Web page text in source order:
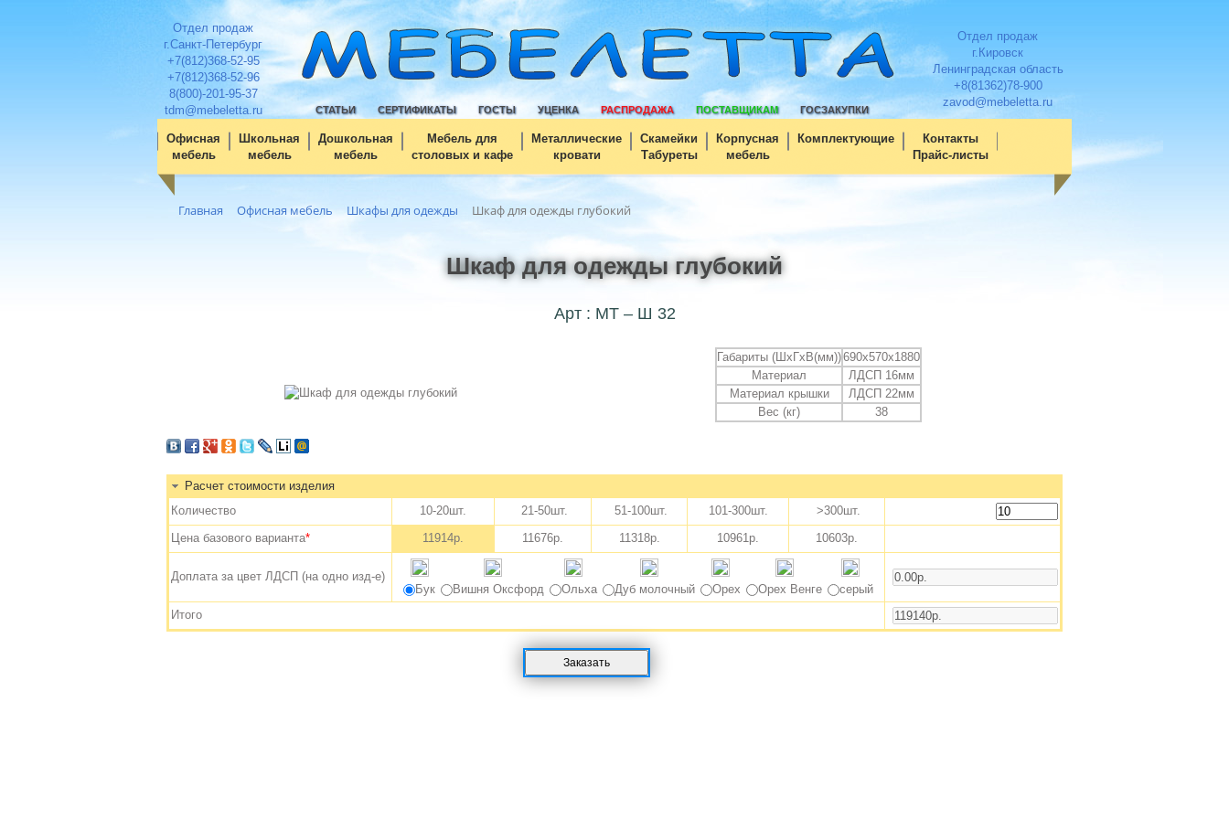
Отдел продаж
г.Санкт-Петербург
+7(812)368-52-95
+7(812)368-52-96
8(800)-201-95-37
tdm@mebeletta.ru
СТАТЬИ СЕРТИФИКАТЫ ГОСТЫ УЦЕНКА РАСПРОДАЖА ПОСТАВЩИКАМ ГОСЗАКУПКИ
Отдел продаж
г.Кировск
Ленинградская область
+8(81362)78-900
zavod@mebeletta.ru
Офисная
мебель
Школьная
мебель
Дошкольная
мебель
Мебель для
столовых и кафе
Металлические
кровати
Скамейки
Табуреты
Корпусная
мебель
Комплектующие
Контакты
Прайс-листы
Главная Офисная мебель Шкафы для одежды Шкаф для одежды глубокий
Шкаф для одежды глубокий
Арт : МТ – Ш 32
Габариты (ШхГхВ(мм))690х570х1880
Материал
ЛДСП 16мм
Материал крышки
ЛДСП 22мм
Вес (кг)
38
Расчет стоимости изделия
Количество
10-20шт. 21-50шт. 51-100шт. 101-300шт.
>300шт.
Цена базового варианта* 11914р. 11676р. 11318р. 10961р. 10603р.
Доплата за цвет ЛДСП (на одно изд-е)
Бук
Вишня Оксфорд Ольха Дуб молочный Орех Орех Венге
серый
Итого